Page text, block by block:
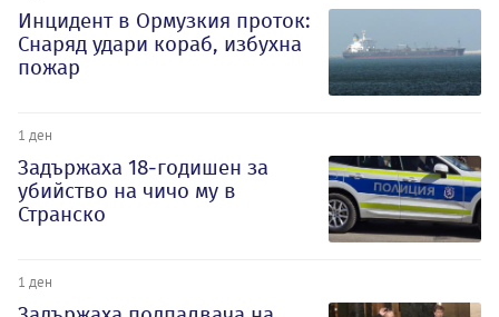
Инцидент в Ормузкия проток:
Снаряд удари кораб, избухна
пожар
1 ден
Задържаха 18-годишен за
убийство на чичо му в
Странско
1 ден